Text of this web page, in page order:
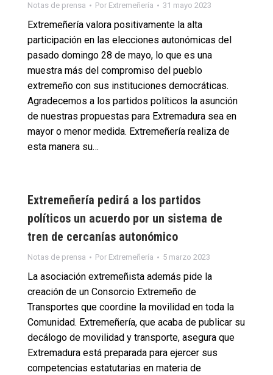
Notas de prensa Por Extremeñería 31 mayo 2023
Extremeñería valora positivamente la alta
participación en las elecciones autonómicas del
pasado domingo 28 de mayo, lo que es una
muestra más del compromiso del pueblo
extremeño con sus instituciones democráticas.
Agradecemos a los partidos políticos la asunción
de nuestras propuestas para Extremadura sea en
mayor o menor medida. Extremeñería realiza de
esta manera su…
Extremeñería pedirá a los partidos
políticos un acuerdo por un sistema de
tren de cercanías autonómico
Notas de prensa Por Extremeñería 5 marzo 2023
La asociación extremeñista además pide la
creación de un Consorcio Extremeño de
Transportes que coordine la movilidad en toda la
Comunidad. Extremeñería, que acaba de publicar su
decálogo de movilidad y transporte, asegura que
Extremadura está preparada para ejercer sus
competencias estatutarias en materia de